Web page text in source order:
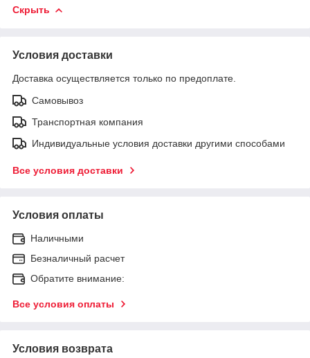
Скрыть
Условия доставки
Доставка осуществляется только по предоплате.
Самовывоз
Транспортная компания
Индивидуальные условия доставки другими способами
Все условия доставки
Условия оплаты
Наличными
Безналичный расчет
Обратите внимание:
Все условия оплаты
Условия возврата